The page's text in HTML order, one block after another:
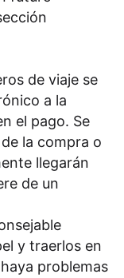
de viaje se
a la
el pago. Se
la compra o
llegarán
de un
y traerlos en
problemas